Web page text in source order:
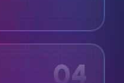
04